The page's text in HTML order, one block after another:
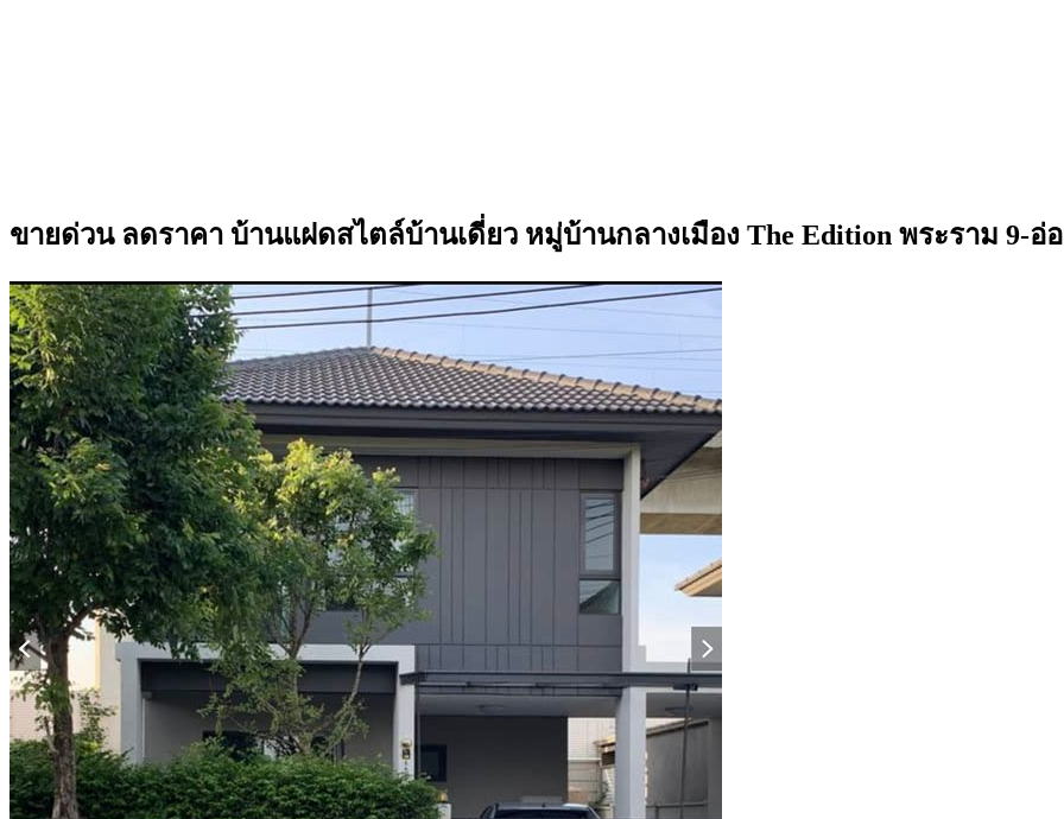
ขายด่วน ลดราคา บ้านแฝดสไตล์บ้านเดี่ยว หมู่บ้านกลางเมือง The Edition พระราม 9-อ่